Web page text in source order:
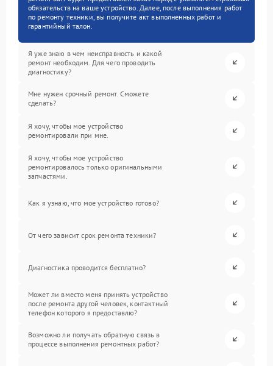
обязательств на ваше устройство. Далее, после выполнения работ
по ремонту техники, вы получите акт выполненных работ и
гарантийный талон.
Я уже знаю в чем неисправность и какой
ремонт необходим. Для чего проводить
диагностику?
Мне нужен срочный ремонт. Сможете
сделать?
Я хочу, чтобы мое устройство
ремонтировали при мне.
Я хочу, чтобы мое устройство
ремонтировалось только оригинальными
запчастями.
Как я узнаю, что мое устройство готово?
От чего зависит срок ремонта техники?
Диагностика проводится бесплатно?
Может ли вместо меня принять устройство
после ремонта другой человек, контактный
телефон которого я предоставлю?
Возможно ли получать обратную связь в
процессе выполнения ремонтных работ?